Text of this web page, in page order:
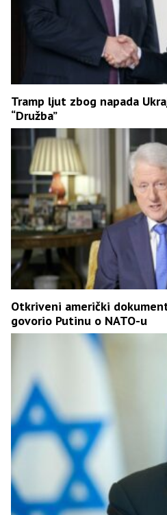
Tramp ljut zbog napada
“Družba”
Otkriveni američki
govorio Putinu o NATO-u